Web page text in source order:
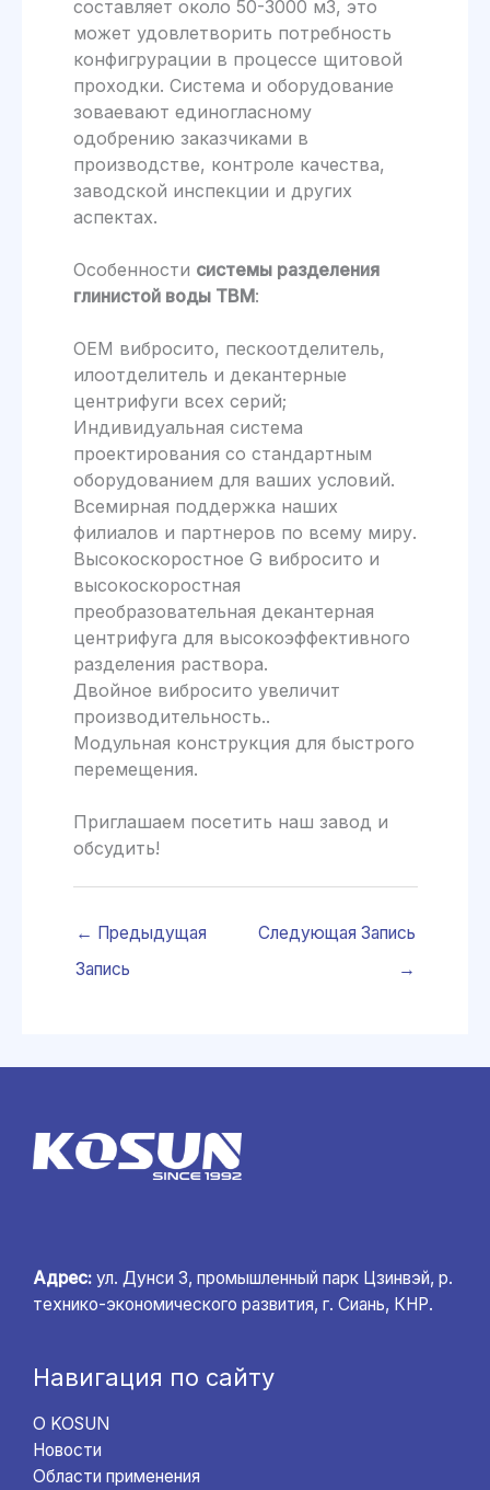
составляет около 50-3000 м3, это
может удовлетворить потребность
конфигрурации в процессе щитовой
проходки. Система и оборудование
зоваевают единогласному
одобрению заказчиками в
производстве, контроле качества,
заводской инспекции и других
аспектах.
Особенности системы разделения
глинистой воды TBM:
OEM вибросито, пескоотделитель,
илоотделитель и декантерные
центрифуги всех серий;
Индивидуальная система
проектирования со стандартным
оборудованием для ваших условий.
Всемирная поддержка наших
филиалов и партнеров по всему миру.
Высокоскоростное G вибросито и
высокоскоростная
преобразовательная декантерная
центрифуга для высокоэффективного
разделения раствора.
Двойное вибросито увеличит
производительность..
Модульная конструкция для быстрого
перемещения.
Приглашаем посетить наш завод и
обсудить!
← Предыдущая
Запись
Следующая Запись
→
Адрес: ул. Дунси 3, промышленный парк Цзинвэй, р.
технико-экономического развития, г. Сиань, КНР.
Навигация по сайту
О KOSUN
Новости
Области применения